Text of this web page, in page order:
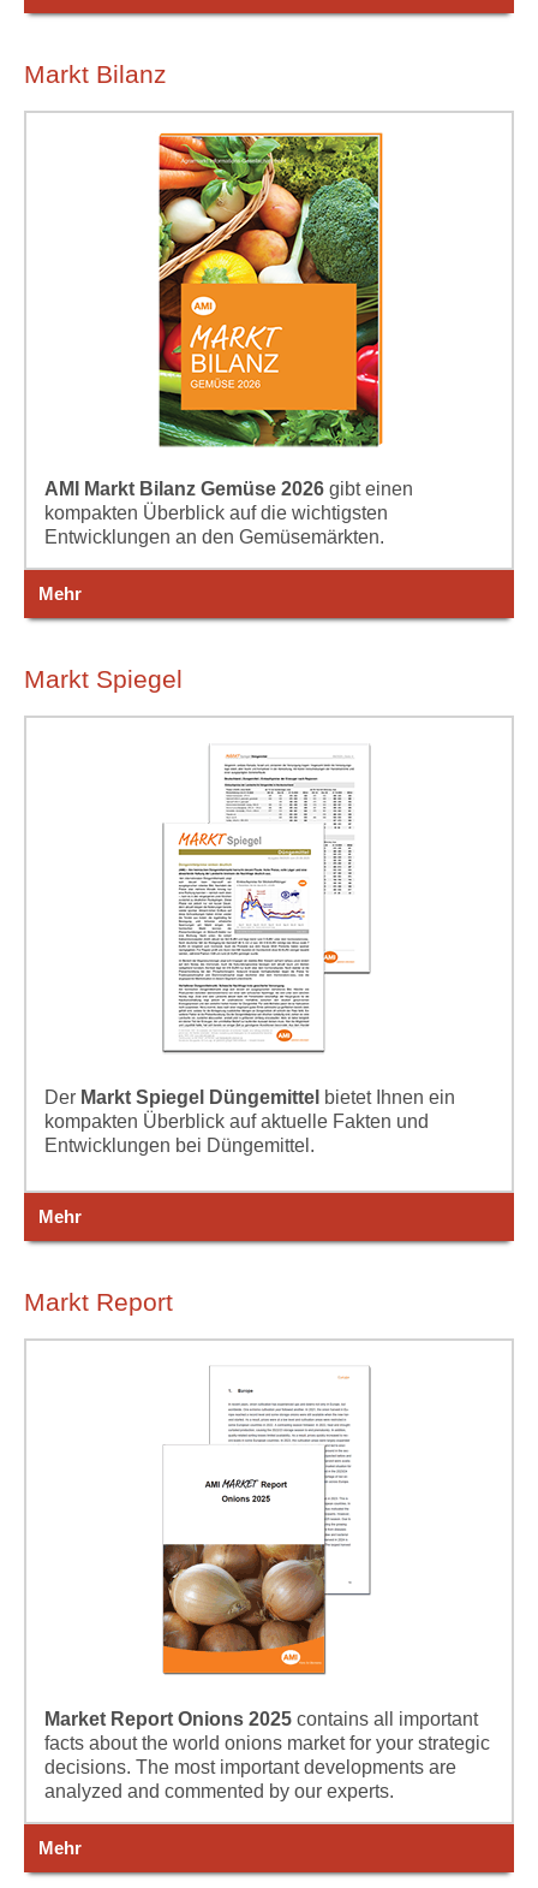
Markt Bilanz
AMI Markt Bilanz Gemüse 2026 gibt einen
kompakten Überblick auf die wichtigsten
Entwicklungen an den Gemüsemärkten.
Mehr
Markt Spiegel
Der Markt Spiegel Düngemittel bietet Ihnen ein
kompakten Überblick auf aktuelle Fakten und
Entwicklungen bei Düngemittel.
Mehr
Markt Report
Market Report Onions 2025 contains all important
facts about the world onions market for your strategic
decisions. The most important developments are
analyzed and commented by our experts.
Mehr